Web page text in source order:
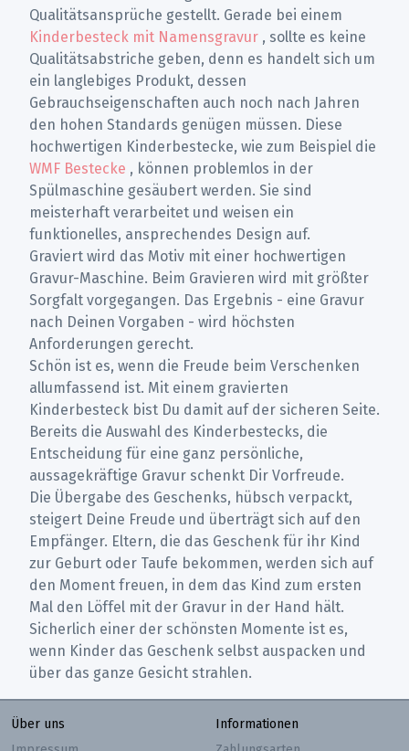
Qualitätsansprüche gestellt. Gerade bei einem
Kinderbesteck mit Namensgravur , sollte es keine
Qualitätsabstriche geben, denn es handelt sich um
ein langlebiges Produkt, dessen
Gebrauchseigenschaften auch noch nach Jahren
den hohen Standards genügen müssen. Diese
hochwertigen Kinderbestecke, wie zum Beispiel die
WMF Bestecke , können problemlos in der
Spülmaschine gesäubert werden. Sie sind
meisterhaft verarbeitet und weisen ein
funktionelles, ansprechendes Design auf.
Graviert wird das Motiv mit einer hochwertigen
Gravur-Maschine. Beim Gravieren wird mit größter
Sorgfalt vorgegangen. Das Ergebnis - eine Gravur
nach Deinen Vorgaben - wird höchsten
Anforderungen gerecht.
Schön ist es, wenn die Freude beim Verschenken
allumfassend ist. Mit einem gravierten
Kinderbesteck bist Du damit auf der sicheren Seite.
Bereits die Auswahl des Kinderbestecks, die
Entscheidung für eine ganz persönliche,
aussagekräftige Gravur schenkt Dir Vorfreude.
Die Übergabe des Geschenks, hübsch verpackt,
steigert Deine Freude und überträgt sich auf den
Empfänger. Eltern, die das Geschenk für ihr Kind
zur Geburt oder Taufe bekommen, werden sich auf
den Moment freuen, in dem das Kind zum ersten
Mal den Löffel mit der Gravur in der Hand hält.
Sicherlich einer der schönsten Momente ist es,
wenn Kinder das Geschenk selbst auspacken und
über das ganze Gesicht strahlen.
Über uns
Informationen